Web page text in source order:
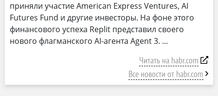
приняли участие American Express Ventures, AI
Futures Fund и другие инвесторы. На фоне этого
финансового успеха Replit представил своего
нового флагманского AI-агента Agent 3.
Читать на habr.com
Все новости от habr.com